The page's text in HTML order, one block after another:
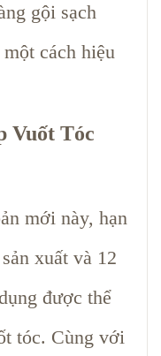
gội sạch
cách hiệu
Vuốt Tóc
mới này, hạn
xuất và 12
được thể
tóc. Cùng với